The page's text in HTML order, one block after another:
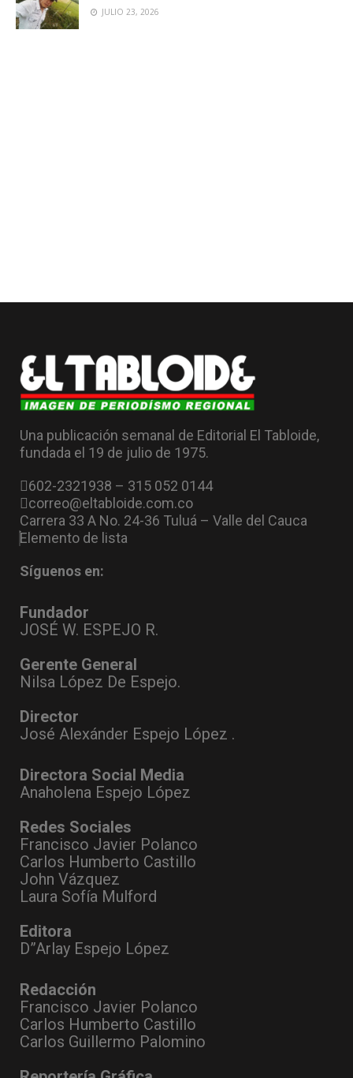
JULIO 23, 2026
Una publicación semanal de Editorial El Tabloide,
fundada el 19 de julio de 1975.
602-2321938 – 315 052 0144
correo@eltabloide.com.co
Carrera 33 A No. 24-36 Tuluá – Valle del Cauca
Elemento de lista
Síguenos en:
Fundador
JOSÉ W. ESPEJO R.
Gerente General
Nilsa López De Espejo.
Director
José Alexánder Espejo López .
Directora Social Media
Anaholena Espejo López
Redes Sociales
Francisco Javier Polanco
Carlos Humberto Castillo
John Vázquez
Laura Sofía Mulford
Editora
D”Arlay Espejo López
Redacción
Francisco Javier Polanco
Carlos Humberto Castillo
Carlos Guillermo Palomino